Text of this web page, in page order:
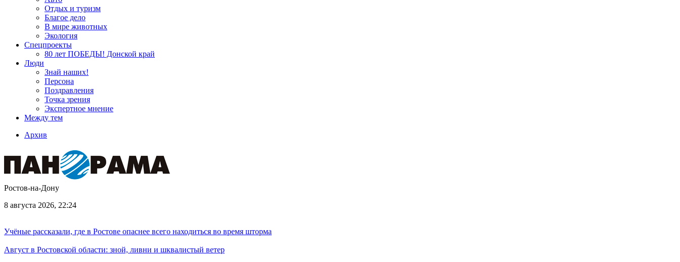
Отдых и туризм
Благое дело
В мире животных
Экология
Спецпроекты
80 лет ПОБЕДЫ! Донской край
Люди
Знай наших!
Персона
Поздравления
Точка зрения
Экспертное мнение
Между тем
Архив
Ростов-на-Дону
8 августа 2026, 22:24
Учёные рассказали, где в Ростове опаснее всего находиться во время шторма
Август в Ростовской области: зной, ливни и шквалистый ветер